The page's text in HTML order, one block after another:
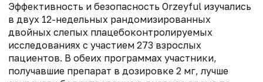
Эффективность и безопасность Orzeyful изучались
в двух 12-недельных рандомизированных
двойных слепых плацебоконтролируемых
исследованиях с участием 273 взрослых
пациентов. В обеих программах участники,
получавшие препарат в дозировке 2 мг, лучше